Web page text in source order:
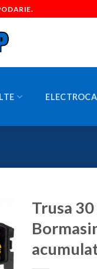
Trusa